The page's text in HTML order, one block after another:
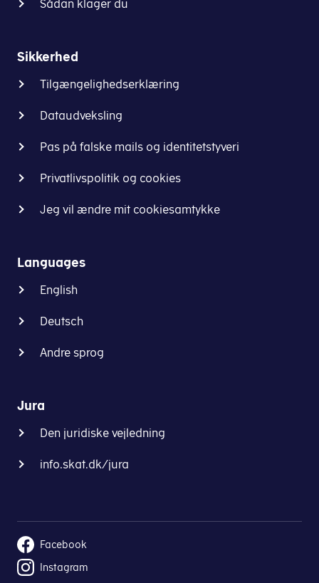
Sådan klager du
Sikkerhed
Tilgængelighedserklæring
Dataudveksling
Pas på falske mails og identitetstyveri
Privatlivspolitik og cookies
Jeg vil ændre mit cookiesamtykke
Languages
English
Deutsch
Andre sprog
Jura
Den juridiske vejledning
info.skat.dk/jura
Facebook
Instagram